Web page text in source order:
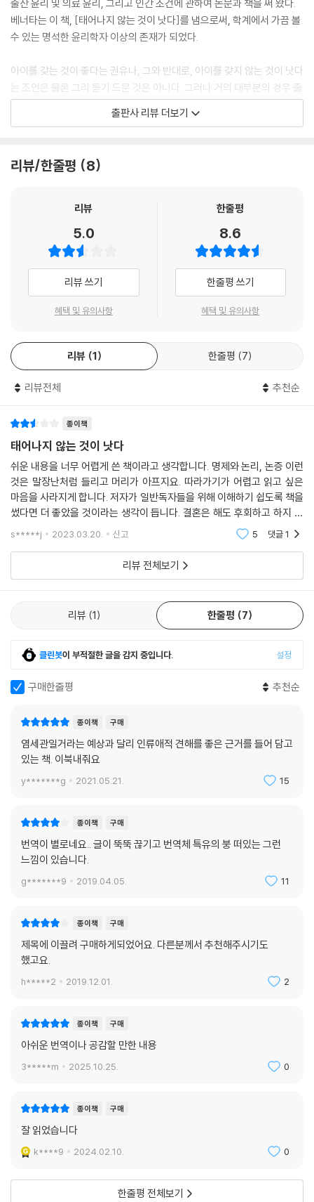
출산 윤리 및 의료 윤리, 그리고 인간 조건에 관하여 논문과 책을 써 왔다.
베너타는 이 책, [태어나지 않는 것이 낫다]를 냄으로써, 학계에서 가끔 볼
수 있는 명석한 윤리학자 이상의 존재가 되었다.
아이를 갖는 것이 좋다는 권유나, 그와 반대로, 아이를 갖지 않는 것이 낫다
는 조언은 물론 그리 듣기 드문 것은 아니다. 그러나 거의 대부분의 경우 출
산에 관한 권유와 조언은 아이를 갖거나 갖지 않기로 결정하는 사람들 자
신이나 그 주위 사람들, 더 나아가 그 사회에 사는 다른 사람들에게 어느 쪽
는다. 왜냐하면 그 결정은 언제나 그 아이를 위해 좋다는 점이 그저 독단적
윤리에 관하여 전문적인 훈련을 받은 철학자가 엄밀하고 분석적인 논증을
을 밝힌 것이기 때문이다.
아마도 많은 사람들은 실제로 이 책의 제목만 듣고서는 터무니없다고 확신
할 것이다. 그리고 그러한 확신을 이 책에 제시된 논증이 올바르지 못하다
는 귀류법적 증거로 여길 것이다. 그래서 아마 수고를 들여 엄밀한 철학적
득한 도덕적 확신이 그 사회에서 지배적으로 수용되고 있다는 이유만으로
자명한 것으로 보고 그 결함을 검토하지 않는 것은 전형적인 일이었다. 예
를 들어 거의 누구나 노예를 소유했던 노예제 사회에서는 노예제가 그르다
는 이야기를 누군가 하더라도, 진지하게 들을 생각조차 하지 않는 일이 보
하는 사람을 뭔가 별나게 잘못된 점이 있다고 비난하기 마련이었다. 그러
나 만일 자신이 갖고 있는 확신이 오류라면, 그 오류에 기대어 검토를 거부
한다고, 그 확신이 조금이라도 덜 부당해지는 것은 아니다.
또 어떤 사람들은 이 책이 삶의 가치를 아예 부인하는 허무주의에 기반을
두고 있으므로 아무런 실질적 의미를 가지지 않는다고 오해하기도 할 것이
다. 그러나 삶에서의 실질적 의미를 가지는 논의란, 삶의 선택을 달리하는
근거에 관한 논의라는 뜻으로 보통 새긴다. 그런 뜻에서 보자면, 이 문제는
삶의 선택, 즉 ‘출산을 할 것이냐 말 것이냐’라는 중대한 선택에 관하여 도
덕적인 근거를 검토해 보는 것은 당연히 실질적 의미가 있다. 왜냐하면 베
옳을 것이기 때문이다.
면 현재 이미 존재하는 사람들의 복리에 부정적인 영향을 준다는 점을 출
생을 지지하는 충분하고 결정적인 근거로 본다. 출산율이 낮아지면 연금제
도를 유지할 수 있게 연금 보험료를 납부하는 사람이 충분히 없을 것이고,
람이 없을 것이며, 더 나아가 세금을 납부할 충분한 수의 사람의 없을 것이
기 때문에, 출산율을 올려야 한다는 것이다. 이러한 논의는 출산에 관한 도
덕적 쟁점들을 깡그리 무시하는 전제에 선다. 이미 존재하는 사람들에게
이득이 되는 한 얼마든지 사람들을 존재하게 하는 일이 도덕적으로 허용된
인간을 수단으로 대우하는 셈이다.
출판사 리뷰 더보기
리뷰/한줄평 8
리뷰
5.0
리뷰 쓰기
혜택 및 유의사항
한줄평
8.6
한줄평 쓰기
혜택 및 유의사항
리뷰 1 한줄평 7
리뷰전체 추천순
종이책
태어나지 않는 것이 낫다
쉬운 내용을 너무 어렵게 쓴 책이라고 생각합니다. 명제와 논리, 논증 이런
것은 말장난처럼 들리고 머리가 아프지요. 따라가기가 어렵고 읽고 싶은
마음을 사라지게 합니다. 저자가 일반독자들을 위해 이해하기 쉽도록 책을
썼다면 더 좋았을 것이라는 생각이 듭니다. 결혼은 해도 후회하고 하지 않
아도 후회한다는 말이 있죠. 비슷한 명제가 아닐까요? 이미 결혼 후 이혼할
까 말까와는
s*****j 2023.03.20. 신고 5 댓글1
리뷰 전체보기
리뷰 1 한줄평 7
클린봇이 부적절한 글을 감지 중입니다. 설정
구매한줄평 추천순
종이책 구매
염세관일거라는 예상과 달리 인류애적 견해를 좋은 근거를 들어 담고
있는 책. 이북내줘요
y*******g 2021.05.21. 15
종이책 구매
번역이 별로네요.. 글이 뚝뚝 끊기고 번역체 특유의 붕 떠있는 그런
느낌이 있습니다.
g*******9 2019.04.05. 11
종이책 구매
제목에 이끌려 구매하게되었어요. 다른분께서 추천해주시기도
했고요.
h*****2 2019.12.01. 2
종이책 구매
아쉬운 번역이나 공감할 만한 내용
3*****m 2025.10.25. 0
종이책 구매
잘 읽었습니다
k****9 2024.02.10. 0
한줄평 전체보기